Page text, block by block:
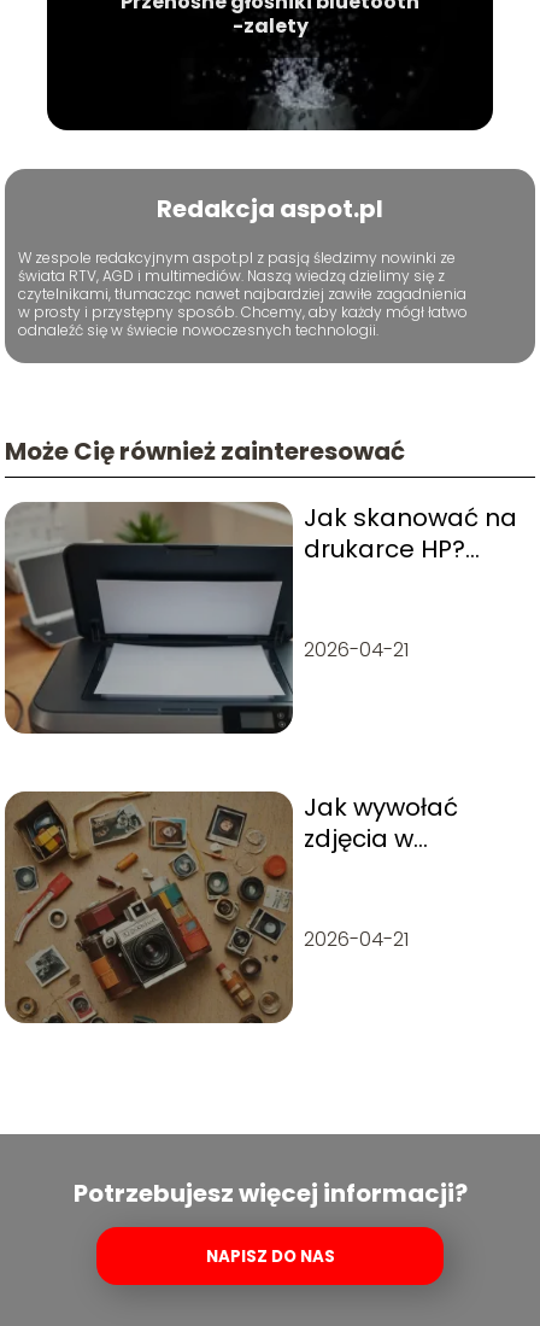
-zalety
Redakcja aspot.pl
W zespole redakcyjnym aspot.pl z pasją śledzimy nowinki ze
świata RTV, AGD i multimediów. Naszą wiedzą dzielimy się z
czytelnikami, tłumacząc nawet najbardziej zawiłe zagadnienia
w prosty i przystępny sposób. Chcemy, aby każdy mógł łatwo
odnaleźć się w świecie nowoczesnych technologii.
Może Cię również zainteresować
Jak skanować na
drukarce HP?
2026-04-21
Jak wywołać
zdjęcia w
2026-04-21
Potrzebujesz więcej informacji?
NAPISZ DO NAS